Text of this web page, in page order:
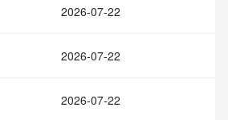
2026-07-22
2026-07-22
2026-07-22